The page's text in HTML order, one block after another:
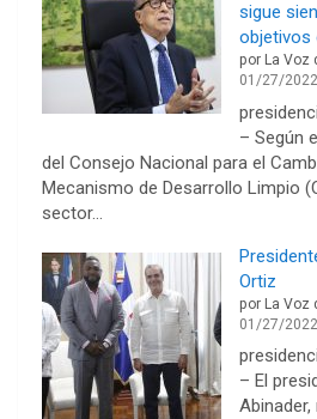
sigue
objetivos
por La Voz
01/27/2022
– Según
del Consejo Nacional para el
Mecanismo de Desarrollo Limpio
sector…
Ortiz
por La Voz
01/27/2022
– El